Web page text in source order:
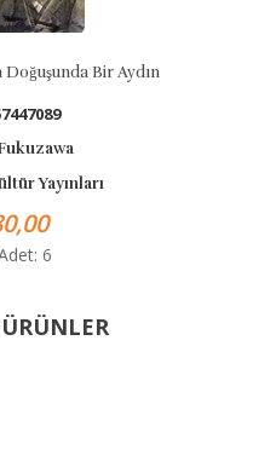
Doğuşunda Bir Aydın
Yayınları
6